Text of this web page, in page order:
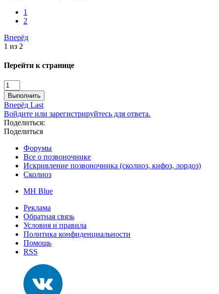
1
2
Вперёд
1 из 2
Перейти к странице
Выполнить
Вперёд Last
Войдите или зарегистрируйтесь для ответа.
Поделиться:
Поделиться
Форумы
Все о позвоночнике
Искривление позвоночника (сколиоз, кифоз, лордоз)
Сколиоз
MH Blue
Реклама
Обратная связь
Условия и правила
Политика конфиденциальности
Помощь
RSS